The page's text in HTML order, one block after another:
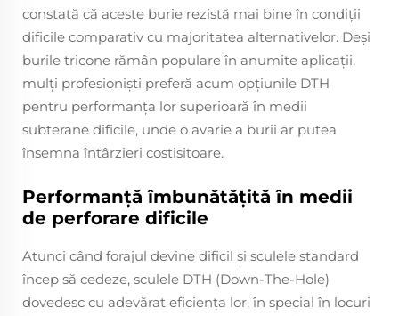
constată că aceste burie rezistă mai bine în condiții
dificile comparativ cu majoritatea alternativelor. Deși
burile tricone rămân populare în anumite aplicații,
mulți profesioniști preferă acum opțiunile DTH
pentru performanța lor superioară în medii
subterane dificile, unde o avarie a burii ar putea
însemna întârzieri costisitoare.
Performanță îmbunătățită în medii
de perforare dificile
Atunci când forajul devine dificil și sculele standard
încep să cedeze, sculele DTH (Down-The-Hole)
dovedesc cu adevărat eficiența lor, în special în locuri